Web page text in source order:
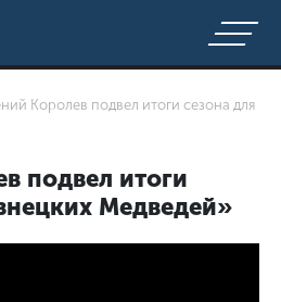
Королев подвел итоги сезона для
подвел итоги
Медведей»